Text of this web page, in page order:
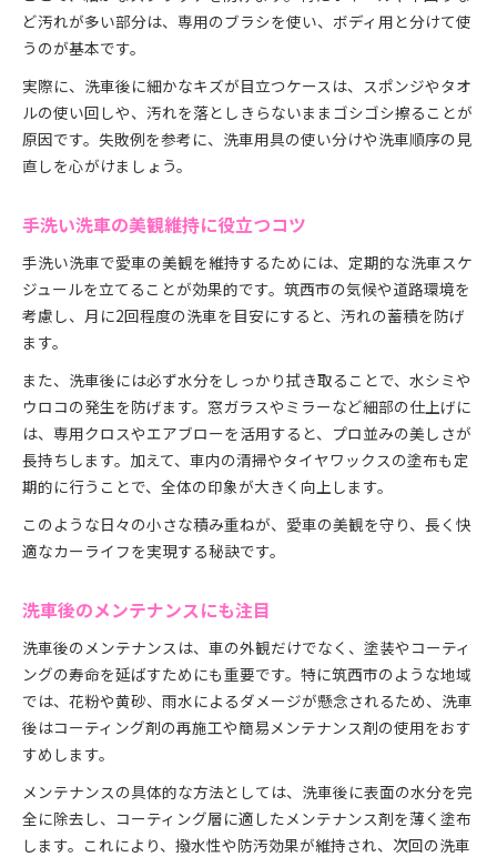
ど汚れが多い部分は、専用のブラシを使い、ボディ用と分けて使
うのが基本です。
実際に、洗車後に細かなキズが目立つケースは、スポンジやタオ
ルの使い回しや、汚れを落としきらないままゴシゴシ擦ることが
原因です。失敗例を参考に、洗車用具の使い分けや洗車順序の見
直しを心がけましょう。
手洗い洗車の美観維持に役立つコツ
手洗い洗車で愛車の美観を維持するためには、定期的な洗車スケ
ジュールを立てることが効果的です。筑西市の気候や道路環境を
考慮し、月に2回程度の洗車を目安にすると、汚れの蓄積を防げ
ます。
また、洗車後には必ず水分をしっかり拭き取ることで、水シミや
ウロコの発生を防げます。窓ガラスやミラーなど細部の仕上げに
は、専用クロスやエアブローを活用すると、プロ並みの美しさが
長持ちします。加えて、車内の清掃やタイヤワックスの塗布も定
期的に行うことで、全体の印象が大きく向上します。
このような日々の小さな積み重ねが、愛車の美観を守り、長く快
適なカーライフを実現する秘訣です。
洗車後のメンテナンスにも注目
洗車後のメンテナンスは、車の外観だけでなく、塗装やコーティ
ングの寿命を延ばすためにも重要です。特に筑西市のような地域
では、花粉や黄砂、雨水によるダメージが懸念されるため、洗車
後はコーティング剤の再施工や簡易メンテナンス剤の使用をおす
すめします。
メンテナンスの具体的な方法としては、洗車後に表面の水分を完
全に除去し、コーティング層に適したメンテナンス剤を薄く塗布
します。これにより、撥水性や防汚効果が維持され、次回の洗車